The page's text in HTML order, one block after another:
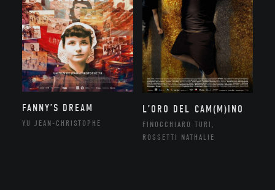
FANNY’S DREAM
YU JEAN-CHRISTOPHE
L’ORO DEL CAM(M)INO
FINOCCHIARO TURI,
ROSSETTI NATHALIE